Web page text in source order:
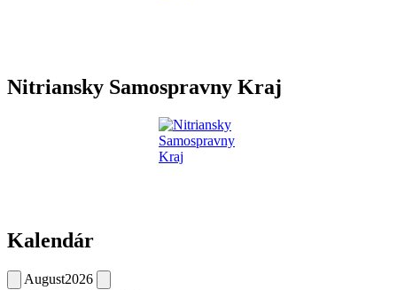
Nitriansky Samospravny Kraj
Kalendár
August2026